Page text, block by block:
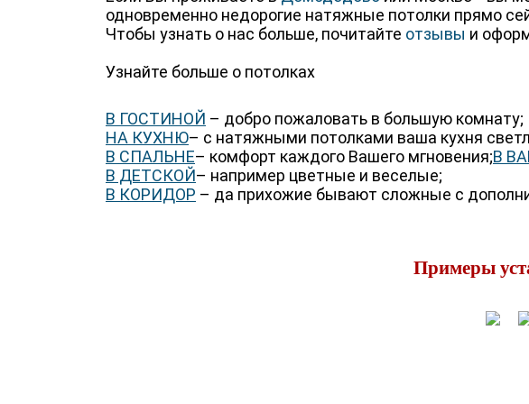
одновременно недорогие натяжные потолки прямо
Чтобы узнать о нас больше, почитайте отзывы и
Узнайте больше о потолках
В ГОСТИНОЙ – добро пожаловать в большую комнату;
НА КУХНЮ– с натяжными потолками ваша кухня
В СПАЛЬНЕ– комфорт каждого Вашего мгновения;В
В ДЕТСКОЙ– например цветные и веселые;
В КОРИДОР – да прихожие бывают сложные с
Примеры